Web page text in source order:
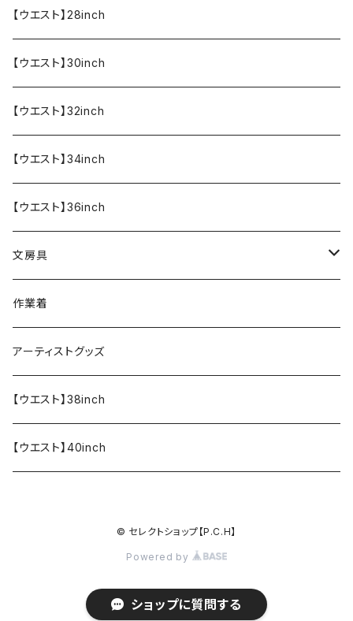
エプロン
半袖Tシャツ
OUTLET!!!!!
【ウエスト】28inch
【ウエスト】30inch
【ウエスト】32inch
【ウエスト】34inch
【ウエスト】36inch
文房具
ペンケース
作業着
アーティストグッズ
【ウエスト】38inch
【ウエスト】40inch
© セレクトショップ【P.C.H】
Powered by
ショップに質問する